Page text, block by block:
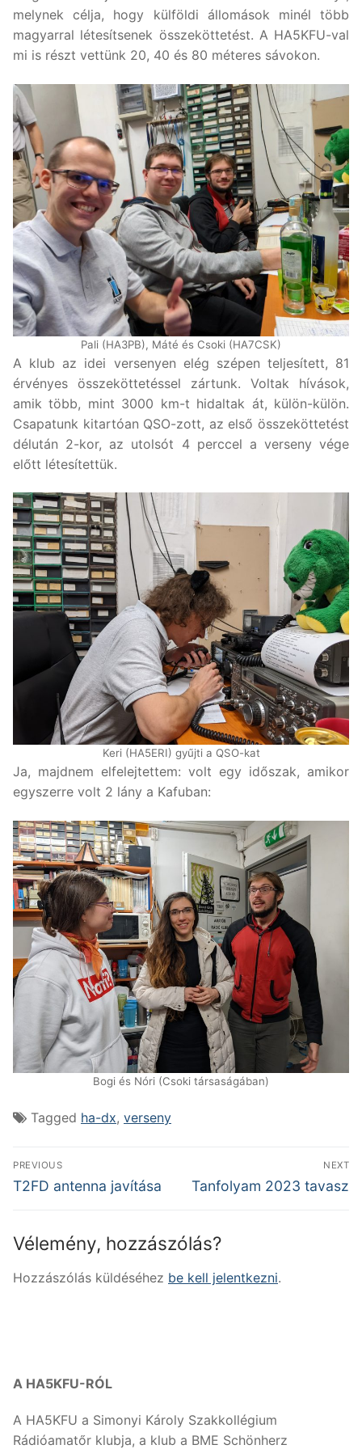
melynek célja, hogy külföldi állomások minél több
magyarral létesítsenek összeköttetést. A HA5KFU-val
mi is részt vettünk 20, 40 és 80 méteres sávokon.
Pali (HA3PB), Máté és Csoki (HA7CSK)
A klub az idei versenyen elég szépen teljesített, 81
érvényes összeköttetéssel zártunk. Voltak hívások,
amik több, mint 3000 km-t hidaltak át, külön-külön.
Csapatunk kitartóan QSO-zott, az első összeköttetést
délután 2-kor, az utolsót 4 perccel a verseny vége
előtt létesítettük.
Keri (HA5ERI) gyűjti a QSO-kat
Ja, majdnem elfelejtettem: volt egy időszak, amikor
egyszerre volt 2 lány a Kafuban:
Bogi és Nóri (Csoki társaságában)
Tagged ha-dx, verseny
Bejegyzés
navigáció
PREVIOUS
Previous
T2FD antenna javítása
NEXT
Next
Tanfolyam 2023 tavasz
Vélemény, hozzászólás?
Hozzászólás küldéséhez be kell jelentkezni.
A HA5KFU-RÓL
A HA5KFU a Simonyi Károly Szakkollégium
Rádióamatőr klubja, a klub a BME Schönherz